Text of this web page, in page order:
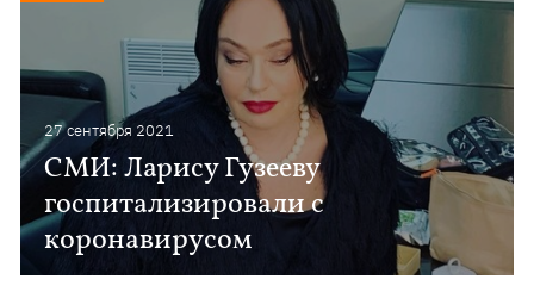
27 сентября 2021
СМИ: Ларису Гузееву
госпитализировали с
коронавирусом